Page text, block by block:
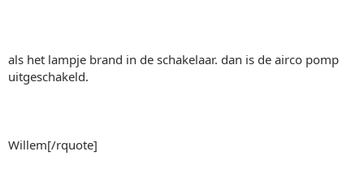
als het lampje brand in de schakelaar. dan is de airco pomp
uitgeschakeld.
Willem[/rquote]